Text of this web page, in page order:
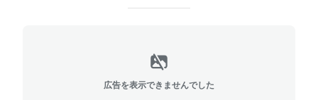
広告を表示できませんでした